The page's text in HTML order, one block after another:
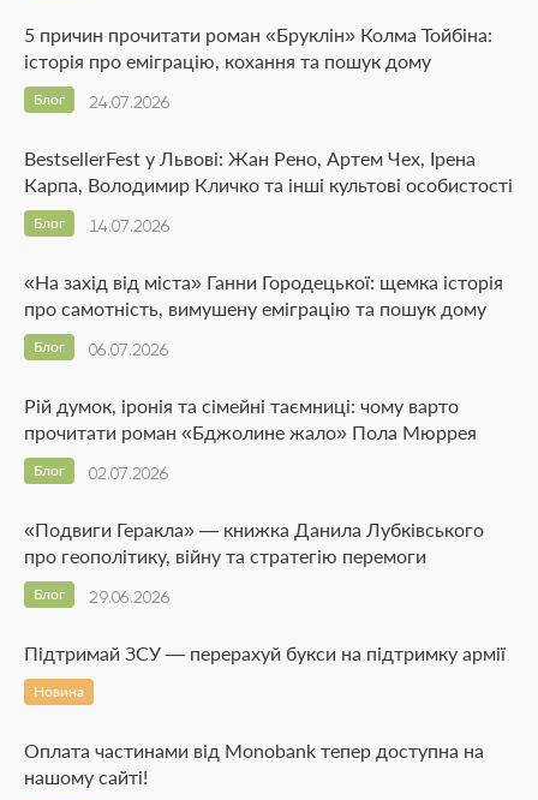
5 причин прочитати роман «Бруклін» Колма Тойбіна:
історія про еміграцію, кохання та пошук дому
24.07.2026
Блог
BestsellerFest у Львові: Жан Рено, Артем Чех, Ірена
Карпа, Володимир Кличко та інші культові особистості
14.07.2026
Блог
«На захід від міста» Ганни Городецької: щемка історія
про самотність, вимушену еміграцію та пошук дому
06.07.2026
Блог
Рій думок, іронія та сімейні таємниці: чому варто
прочитати роман «Бджолине жало» Пола Мюррея
02.07.2026
Блог
«Подвиги Геракла» — книжка Данила Лубківського
про геополітику, війну та стратегію перемоги
29.06.2026
Блог
Підтримай ЗСУ — перерахуй букси на підтримку армії
Новина
Оплата частинами від Monobank тепер доступна на
нашому сайті!